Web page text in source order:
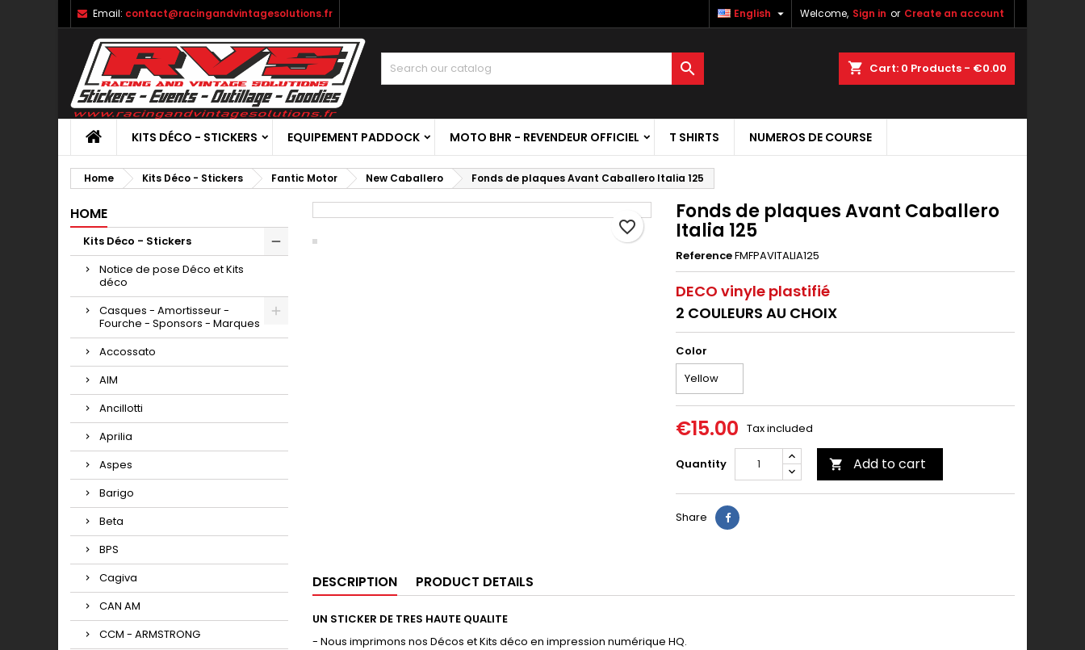
Email: contact@racingandvintagesolutions.fr Welcome, Sign in or Create an account
English 
shopping_cart Cart: 0 Products - €0.00

KITS DÉCO - STICKERS EQUIPEMENT PADDOCK MOTO BHR - REVENDEUR OFFICIEL T SHIRTS NUMEROS DE COURSE
Home Kits Déco - Stickers Fantic Motor New Caballero Fonds de plaques Avant Caballero Italia 125
HOME
Kits Déco - Stickers
Notice de pose Déco et Kits
déco
Casques - Amortisseur -
Fourche - Sponsors - Marques
Accossato
AIM
Ancillotti
Aprilia
Aspes
Barigo
Beta
BPS
Cagiva
CAN AM
CCM - ARMSTRONG
favorite_border
Fonds de plaques Avant Caballero
Italia 125
ReferenceFMFPAVITALIA125
DECO vinyle plastifié
2 COULEURS AU CHOIX
Color
€15.00 Tax included
Quantity  Add to cart
Share
DESCRIPTION PRODUCT DETAILS
UN STICKER DE TRES HAUTE QUALITE
- Nous imprimons nos Décos et Kits déco en impression numérique HQ.